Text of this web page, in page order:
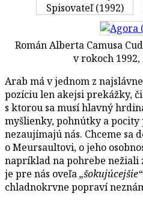
Román Alberta Camusa
v rokoch 1992,
Arab má v jednom z
pozíciu len akejsi prekážky,
s ktorou sa musí hlavný
myšlienky, pohnútky a pocity
nezaujímajú nás. Chceme sa
o Meursaultovi, o jeho
napríklad na pohrebe nežiali
je pre nás oveľa„šokujúcejšie“
chladnokrvne popraví